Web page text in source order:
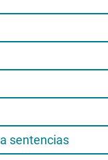
sentencias